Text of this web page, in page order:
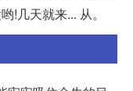
!几天就来... 从。